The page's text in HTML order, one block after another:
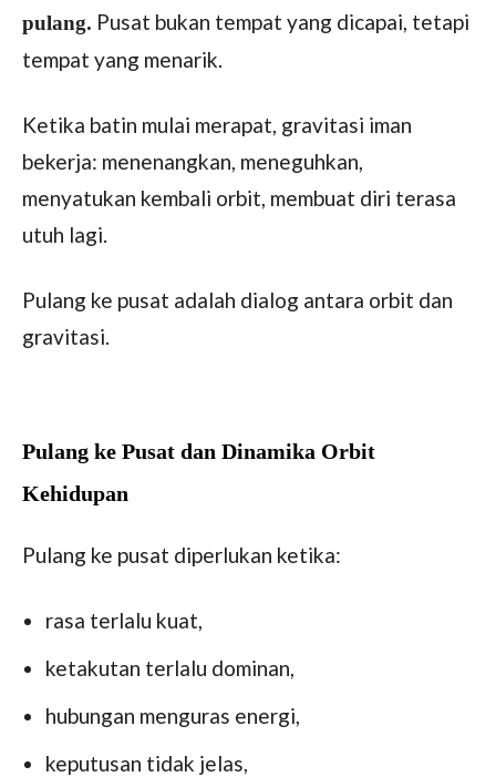
pulang. Pusat bukan tempat yang dicapai, tetapi
tempat yang menarik.
Ketika batin mulai merapat, gravitasi iman
bekerja: menenangkan, meneguhkan,
menyatukan kembali orbit, membuat diri terasa
utuh lagi.
Pulang ke pusat adalah dialog antara orbit dan
gravitasi.
Pulang ke Pusat dan Dinamika Orbit
Kehidupan
Pulang ke pusat diperlukan ketika:
rasa terlalu kuat,
ketakutan terlalu dominan,
hubungan menguras energi,
keputusan tidak jelas,